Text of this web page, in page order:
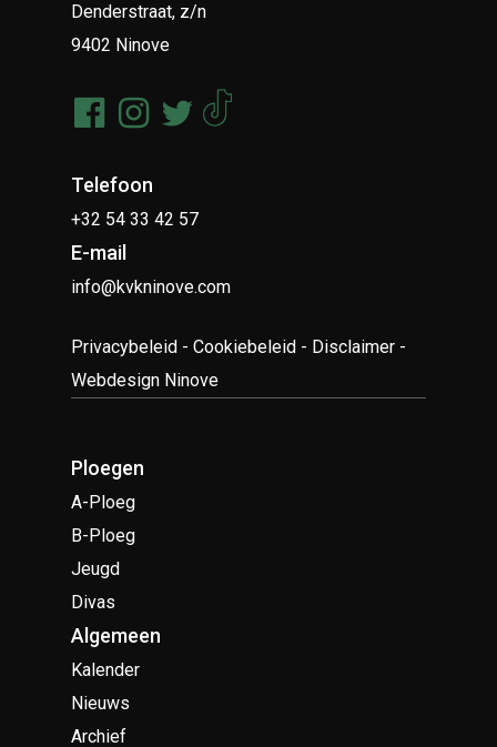
Denderstraat, z/n
9402 Ninove
Telefoon
+32 54 33 42 57
E-mail
info@kvkninove.com
Privacybeleid -Cookiebeleid - Disclaimer -
Webdesign Ninove
Ploegen
A-Ploeg
B-Ploeg
Jeugd
Divas
Algemeen
Kalender
Nieuws
Archief